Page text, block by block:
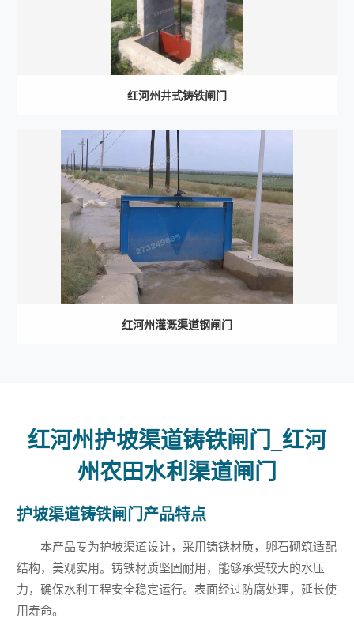
红河州井式铸铁闸门
红河州灌溉渠道钢闸门
红河州护坡渠道铸铁闸门_红河
州农田水利渠道闸门
护坡渠道铸铁闸门产品特点
本产品专为护坡渠道设计，采用铸铁材质，卵石砌筑适配
结构，美观实用。铸铁材质坚固耐用，能够承受较大的水压
力，确保水利工程安全稳定运行。表面经过防腐处理，延长使
用寿命。